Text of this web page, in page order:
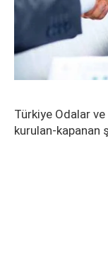
Türkiye Odalar
kurulan-kapanan